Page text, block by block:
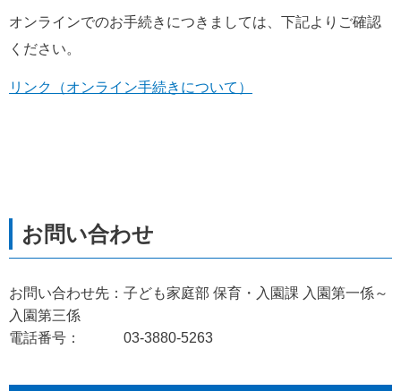
オンラインでのお手続きにつきましては、下記よりご確認
ください。
リンク（オンライン手続きについて）
お問い合わせ先：子ども家庭部 保育・入園課 入園第一係～
入園第三係
電話番号： 03-3880-5263